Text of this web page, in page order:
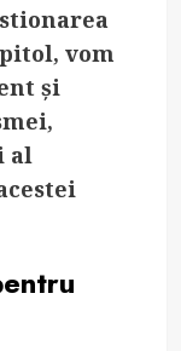
vom
și
al